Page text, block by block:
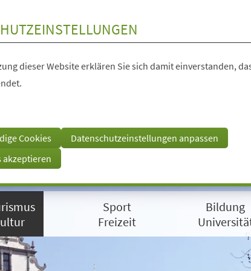
dieser Website erklären Sie sich damit einverstanden,
Cookies
Datenschutzeinstellungen anpassen
akzeptieren
Sport
Freizeit
Bildung